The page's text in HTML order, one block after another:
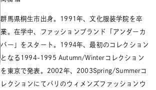
群馬県桐生市出身。1991年、文化服装学院を卒
業。在学中、ファッションブランド「アンダーカ
バー」をスタート。1994年、最初のコレクション
となる1994-1995 Autumn/Winterコレクション
を東京で発表。2002年、2003Spring/Summerコ
レクションにてパリのウィメンズファッションウ